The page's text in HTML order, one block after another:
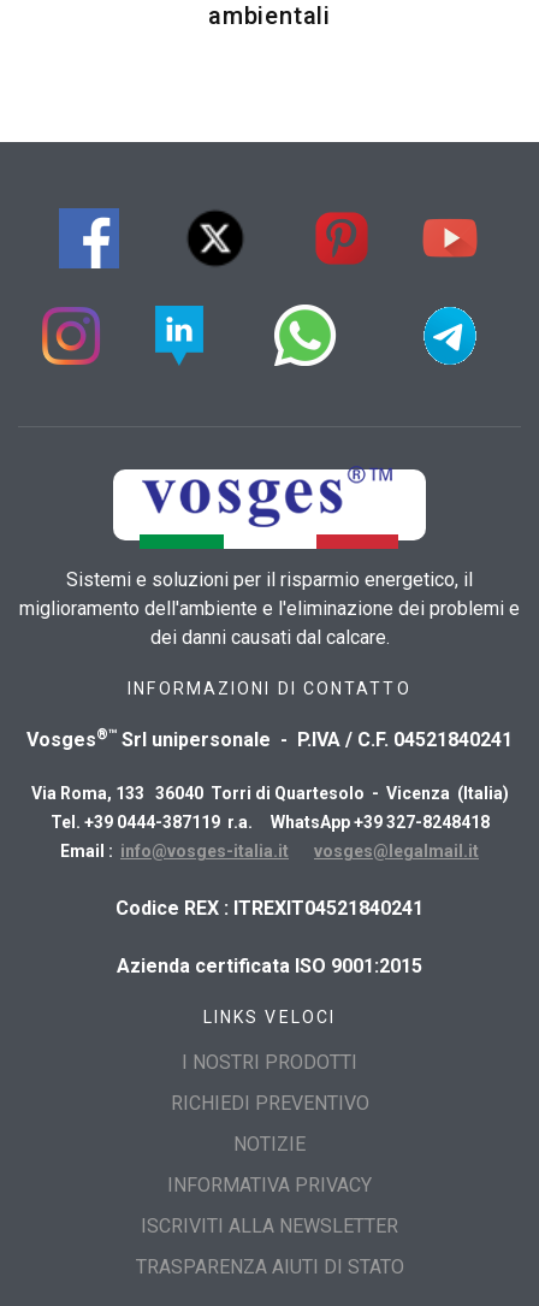
ambientali
Sistemi e soluzioni per il risparmio energetico, il
miglioramento dell'ambiente e l'eliminazione dei problemi e
dei danni causati dal calcare.
INFORMAZIONI DI CONTATTO
Vosges®™ Srl unipersonale - P.IVA / C.F. 04521840241
Via Roma, 133 36040 Torri di Quartesolo - Vicenza (Italia)
Tel. +39 0444-387119 r.a. WhatsApp +39 327-8248418
Email : info@vosges-italia.it vosges@legalmail.it
​Codice REX : ITREXIT04521840241
Azienda certificata ISO 9001:2015
LINKS VELOCI
I NOSTRI PRODOTTI
RICHIEDI PREVENTIVO
NOTIZIE
INFORMATIVA PRIVACY
ISCRIVITI ALLA NEWSLETTER
TRASPARENZA AIUTI DI STATO